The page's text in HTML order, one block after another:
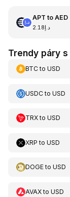
APT to AED
د.إ2.18
Trendy páry s
BTCto USD
USDCto USD
TRXto USD
XRP to USD
DOGEto USD
AVAXto USD